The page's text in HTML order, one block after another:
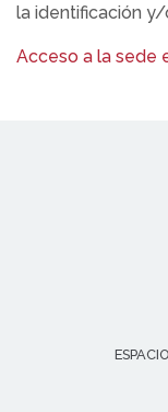
la identificación y/
Acceso a la sede